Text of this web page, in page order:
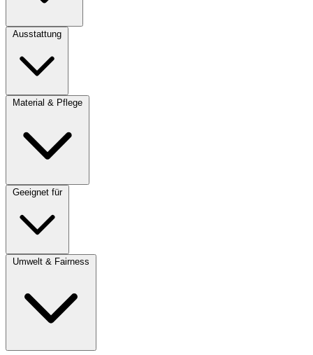
Ausstattung
Material & Pflege
Geeignet für
Umwelt & Fairness